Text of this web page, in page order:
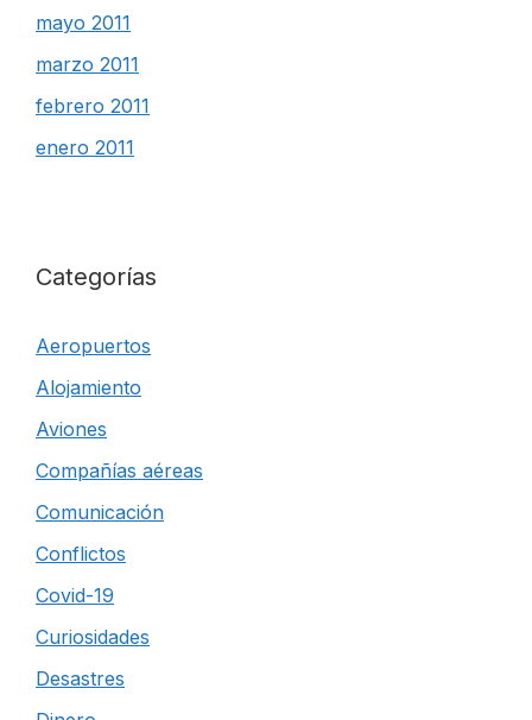
mayo 2011
marzo 2011
febrero 2011
enero 2011
Categorías
Aeropuertos
Alojamiento
Aviones
Compañías aéreas
Comunicación
Conflictos
Covid-19
Curiosidades
Desastres